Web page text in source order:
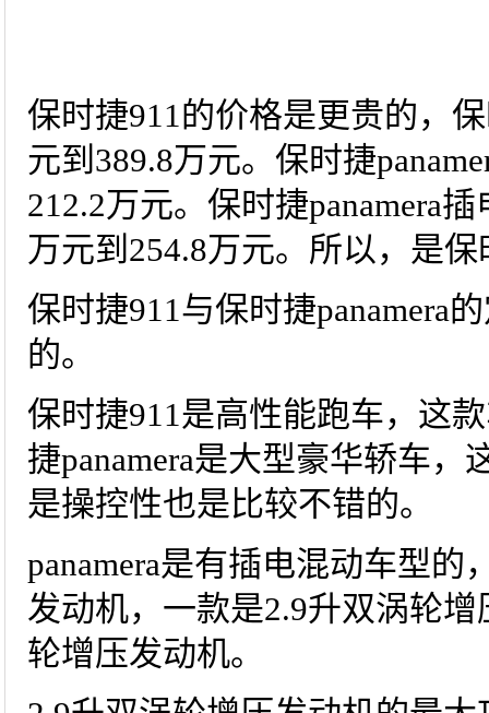
保时捷911的价格是更贵的，
元到389.8万元。保时捷
212.2万元。保时捷panamera
万元到254.8万元。所以，是
保时捷911与保时捷panamera
的。
保时捷911是高性能跑车，这
捷panamera是大型豪华轿车
是操控性也是比较不错的。
panamera是有插电混动车型
发动机，一款是2.9升双涡轮
轮增压发动机。